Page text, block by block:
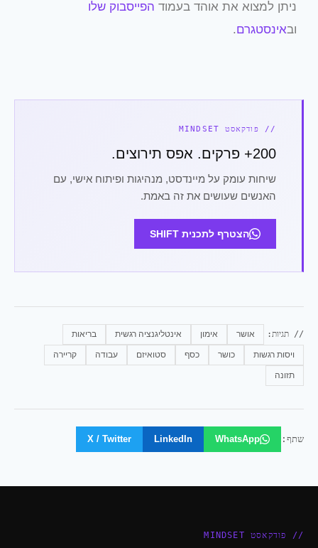
ניתן למצוא את אוהד בעמוד הפייסבוק שלו
ובאינסטגרם.
// פודקאסט MINDSET
200+ פרקים. אפס תירוצים.
שיחות עומק על מיינדסט, מנהיגות ופיתוח אישי, עם
האנשים שעושים את זה באמת.
הצטרף לתכנית SHIFT
// תגיות: אושר אימון אינטליגנציה רגשית בריאות
ויסות רגשות כושר כסף סטואיזם עבודה קריירה
תזונה
שתף: WhatsApp
LinkedIn
X / Twitter
// פודקאסט MINDSET